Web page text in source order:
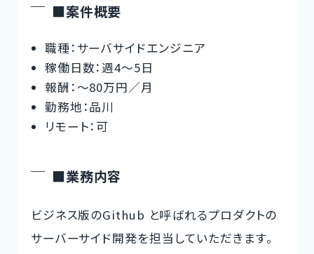
■案件概要
職種：サーバサイドエンジニア
稼働日数：週4〜5日
報酬：〜80万円／月
勤務地：品川
リモート：可
■業務内容
ビジネス版のGithub と呼ばれるプロダクトの
サーバーサイド開発を担当していただきます。